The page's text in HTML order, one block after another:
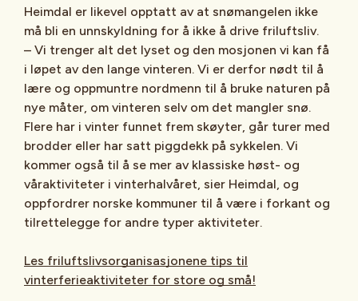
Heimdal er likevel opptatt av at snømangelen ikke
må bli en unnskyldning for å ikke å drive friluftsliv.
– Vi trenger alt det lyset og den mosjonen vi kan få
i løpet av den lange vinteren. Vi er derfor nødt til å
lære og oppmuntre nordmenn til å bruke naturen på
nye måter, om vinteren selv om det mangler snø.
Flere har i vinter funnet frem skøyter, går turer med
brodder eller har satt piggdekk på sykkelen. Vi
kommer også til å se mer av klassiske høst- og
våraktiviteter i vinterhalvåret, sier Heimdal, og
oppfordrer norske kommuner til å være i forkant og
tilrettelegge for andre typer aktiviteter.
Les friluftslivsorganisasjonene tips til
vinterferieaktiviteter for store og små!